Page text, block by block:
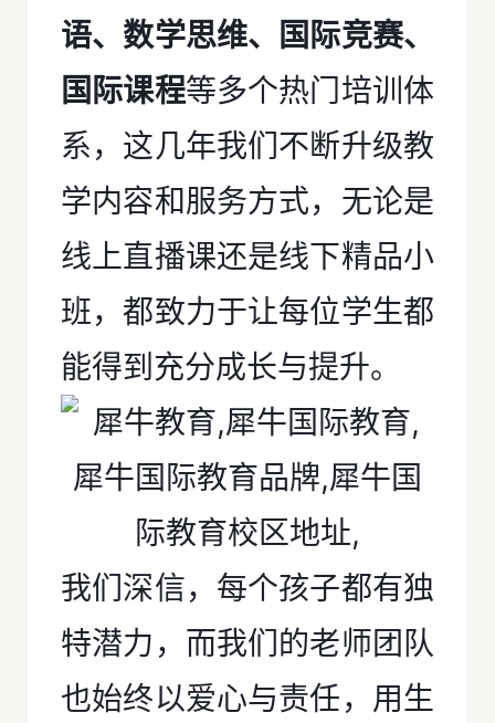
语、数学思维、国际竞赛、
国际课程等多个热门培训体
系，这几年我们不断升级教
学内容和服务方式，无论是
线上直播课还是线下精品小
班，都致力于让每位学生都
能得到充分成长与提升。
我们深信，每个孩子都有独
特潜力，而我们的老师团队
也始终以爱心与责任，用生